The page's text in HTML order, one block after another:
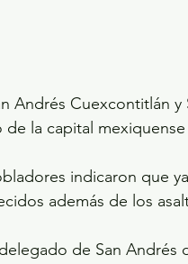
Andrés Cuexcontitlán
de la capital
indicaron que
además de los
de San Andrés